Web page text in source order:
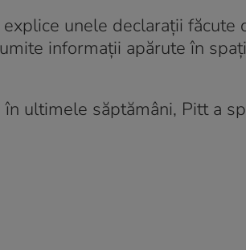
unele declarații făcute
informații apărute în
ultimele săptămâni, Pitt a